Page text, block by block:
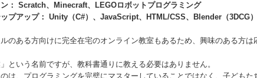
ン： Scratch、Minecraft、LEGOロボットプログラミング
ップアップ： Unity（C#）、JavaScript、HTML/CSS、Blender（3DCG
のある方向けに完全在宅のオンライン教室もあるため、興味のある方は
」という名前ですが、教科書通りに教える必要はありません。
は、プログラミングを完璧にマスターしていることではなく、子ども